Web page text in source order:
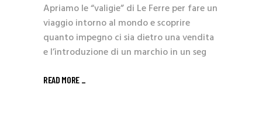
Apriamo le “valigie” di Le Ferre per fare un
viaggio intorno al mondo e scoprire
quanto impegno ci sia dietro una vendita
e l’introduzione di un marchio in un seg
READ MORE _